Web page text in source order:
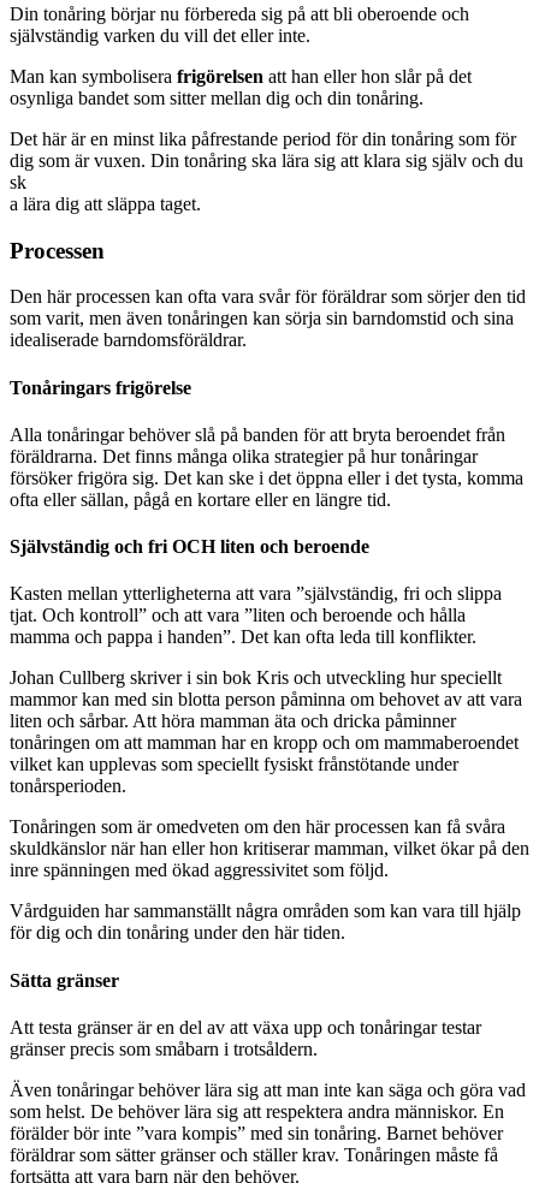
Din tonåring börjar nu förbereda sig på att bli oberoende och
självständig varken du vill det eller inte.
Man kan symbolisera frigörelsen att han eller hon slår på det
osynliga bandet som sitter mellan dig och din tonåring.
Det här är en minst lika påfrestande period för din tonåring som för
dig som är vuxen. Din tonåring ska lära sig att klara sig själv och du
sk
a lära dig att släppa taget.
Processen
Den här processen kan ofta vara svår för föräldrar som sörjer den tid
som varit, men även tonåringen kan sörja sin barndomstid och sina
idealiserade barndomsföräldrar.
Tonåringars frigörelse
Alla tonåringar behöver slå på banden för att bryta beroendet från
föräldrarna. Det finns många olika strategier på hur tonåringar
försöker frigöra sig. Det kan ske i det öppna eller i det tysta, komma
ofta eller sällan, pågå en kortare eller en längre tid.
Självständig och fri OCH liten och beroende
Kasten mellan ytterligheterna att vara ”självständig, fri och slippa
tjat. Och kontroll” och att vara ”liten och beroende och hålla
mamma och pappa i handen”. Det kan ofta leda till konflikter.
Johan Cullberg skriver i sin bok Kris och utveckling hur speciellt
mammor kan med sin blotta person påminna om behovet av att vara
liten och sårbar. Att höra mamman äta och dricka påminner
tonåringen om att mamman har en kropp och om mammaberoendet
vilket kan upplevas som speciellt fysiskt frånstötande under
tonårsperioden.
Tonåringen som är omedveten om den här processen kan få svåra
skuldkänslor när han eller hon kritiserar mamman, vilket ökar på den
inre spänningen med ökad aggressivitet som följd.
Vårdguiden har sammanställt några områden som kan vara till hjälp
för dig och din tonåring under den här tiden.
Sätta gränser
Att testa gränser är en del av att växa upp och tonåringar testar
gränser precis som småbarn i trotsåldern.
Även tonåringar behöver lära sig att man inte kan säga och göra vad
som helst. De behöver lära sig att respektera andra människor. En
förälder bör inte ”vara kompis” med sin tonåring. Barnet behöver
föräldrar som sätter gränser och ställer krav. Tonåringen måste få
fortsätta att vara barn när den behöver.